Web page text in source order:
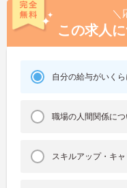
＼
この求人
自分の給与がいく
職場の人間関係に
スキルアップ・キ